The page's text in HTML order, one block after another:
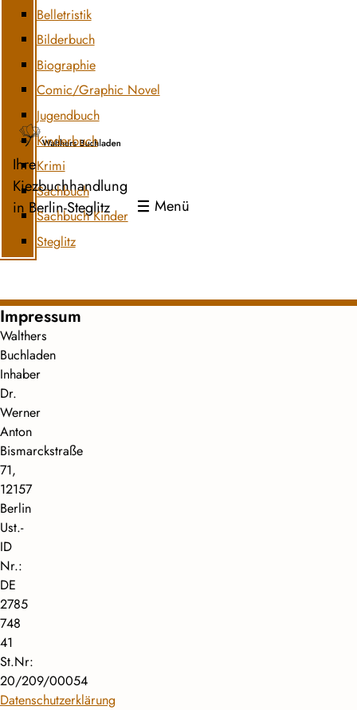
Ihre
Kiezbuchhandlung
in Berlin-Steglitz
Menü
Belletristik
Bilderbuch
Biographie
Comic/Graphic Novel
Jugendbuch
Kinderbuch
Krimi
Sachbuch
Sachbuch Kinder
Steglitz
Impressum
Walthers
Buchladen
Inhaber
Dr.
Werner
Anton
Bismarckstraße
71,
12157
Berlin
Ust.-
ID
Nr.:
DE
2785
748
41
St.Nr:
20/209/00054
Datenschutzerklärung